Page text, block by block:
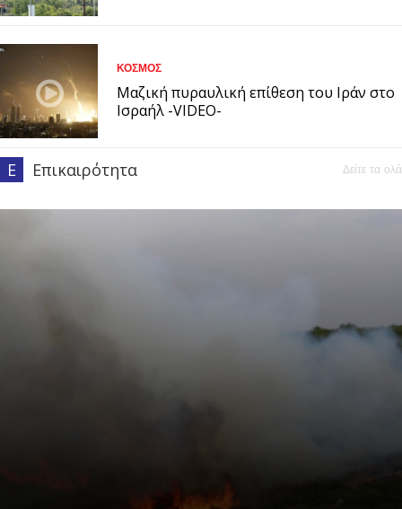
ΚΟΣΜΟΣ
Μαζική πυραυλική επίθεση του Ιράν στο
Ισραήλ -VIDEO-
Ε Επικαιρότητα Δείτε τα ολά